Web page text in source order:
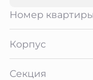
Номер квартиры
Корпус
Секция